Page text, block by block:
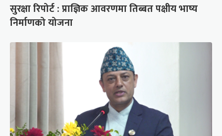
सुरक्षा रिपोर्ट : प्राज्ञिक आवरणमा तिब्बत पक्षीय भाष्य
निर्माणको योजना